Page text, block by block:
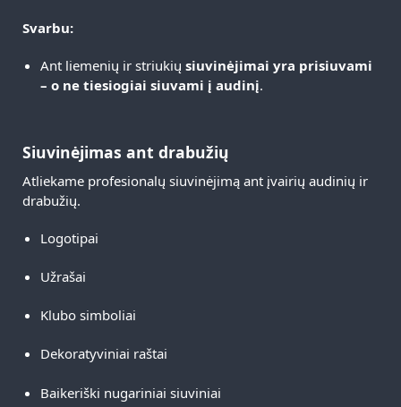
Svarbu:
Ant liemenių ir striukių siuvinėjimai yra prisiuvami
– o ne tiesiogiai siuvami į audinį.
Siuvinėjimas ant drabužių
Atliekame profesionalų siuvinėjimą ant įvairių audinių ir
drabužių.
Logotipai
Užrašai
Klubo simboliai
Dekoratyviniai raštai
Baikeriški nugariniai siuviniai